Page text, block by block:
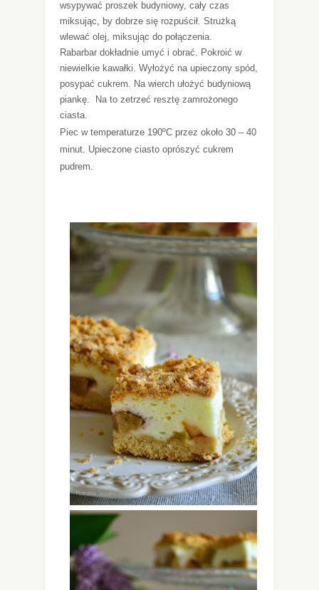
wsypywać proszek budyniowy, cały czas
miksując, by dobrze się rozpuścił. Strużką
wlewać olej, miksując do połączenia.
Rabarbar dokładnie umyć i obrać. Pokroić w
niewielkie kawałki. Wyłożyć na upieczony spód,
posypać cukrem. Na wierch ułożyć budyniową
piankę.
Na to zetrzeć resztę zamrożonego
ciasta.
Piec w temperaturze 190ºC przez około 30 – 40
minut. Upieczone ciasto oprószyć cukrem
pudrem.